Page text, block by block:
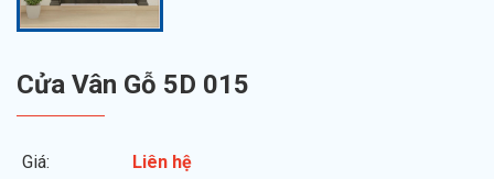
Cửa Vân Gỗ 5D 015
Giá: Liên hệ